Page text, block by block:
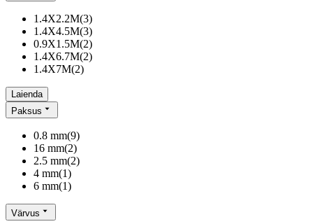
1.4X2.2M(3)
1.4X4.5M(3)
0.9X1.5M(2)
1.4X6.7M(2)
1.4X7M(2)
Laienda
Paksus
0.8 mm(9)
16 mm(2)
2.5 mm(2)
4 mm(1)
6 mm(1)
Värvus